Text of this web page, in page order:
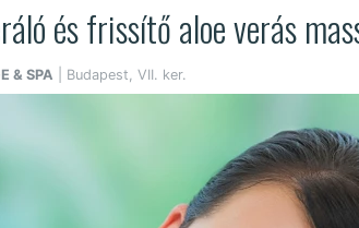
és frissítő aloe verás
& SPA | Budapest, VII. ker.